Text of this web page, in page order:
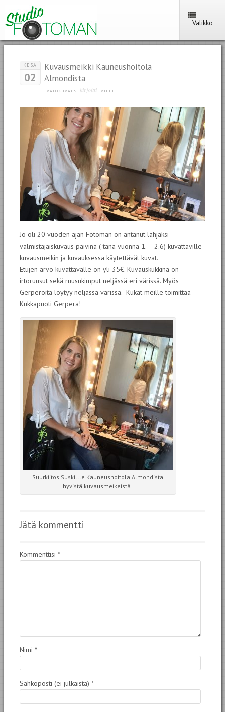
Valikko
KESÄ
02
Kuvausmeikki Kauneushoitola
Almondista
VALOKUVAUS kirjoitti VILLEF
Jo oli 20 vuoden ajan Fotoman on antanut lahjaksi
valmistajaiskuvaus päivinä ( tänä vuonna 1. – 2.6) kuvattaville
kuvausmeikin ja kuvauksessa käytettävät kuvat.
Etujen arvo kuvattavalle on yli 35€. Kuvauskukkina on
irtoruusut sekä ruusukimput neljässä eri värissä. Myös
Gerperoita löytyy neljässä värissä. Kukat meille toimittaa
Kukkapuoti Gerpera!
Suurkiitos Suskillle Kauneushoitola Almondista
hyvistä kuvausmeikeistä!
Jätä kommentti
Kommenttisi *
Nimi *
Sähköposti (ei julkaista) *